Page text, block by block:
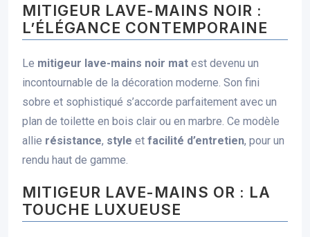
MITIGEUR LAVE-MAINS NOIR :
L’ÉLÉGANCE CONTEMPORAINE
Le mitigeur lave-mains noir mat est devenu un
incontournable de la décoration moderne. Son fini
sobre et sophistiqué s’accorde parfaitement avec un
plan de toilette en bois clair ou en marbre. Ce modèle
allie résistance, style et facilité d’entretien, pour un
rendu haut de gamme.
MITIGEUR LAVE-MAINS OR : LA
TOUCHE LUXUEUSE